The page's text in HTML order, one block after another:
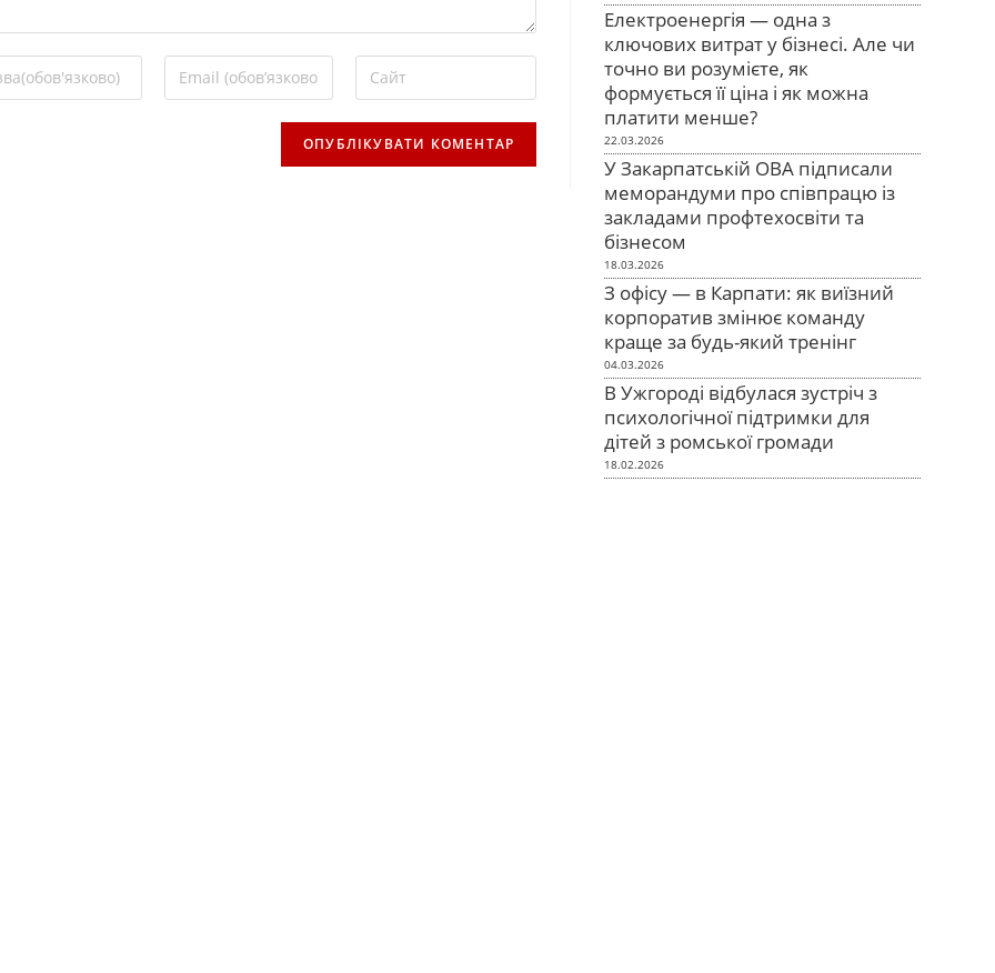
Електроенергія — одна з
ключових витрат у бізнесі. Але чи
точно ви розумієте, як
формується її ціна і як можна
платити менше?
22.03.2026
У Закарпатській ОВА підписали
меморандуми про співпрацю із
закладами профтехосвіти та
бізнесом
18.03.2026
З офісу — в Карпати: як виїзний
корпоратив змінює команду
краще за будь-який тренінг
04.03.2026
В Ужгороді відбулася зустріч з
психологічної підтримки для
дітей з ромської громади
18.02.2026